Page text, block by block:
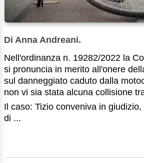
Di Anna Andreani.
Nell'ordinanza n. 19282/2022 la
si pronuncia in merito all'onere
sul danneggiato caduto dalla
non vi sia stata alcuna collisione
Il caso: Tizio conveniva in
di ...